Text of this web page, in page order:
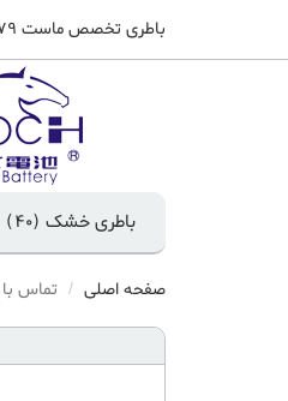
باطری تخصص ماست 53179-021
باطری خشک (40)
صفحه اصلی تماس با